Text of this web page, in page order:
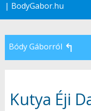
| BodyGabor.hu
Bódy Gáborról ↰
Kutya Éji